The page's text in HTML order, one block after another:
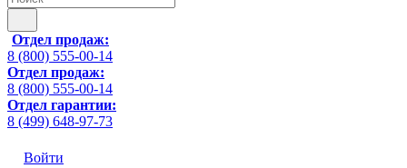
Отдел продаж:
8 (800) 555-00-14
Отдел продаж:
8 (800) 555-00-14
Отдел гарантии:
8 (499) 648-97-73
Войти